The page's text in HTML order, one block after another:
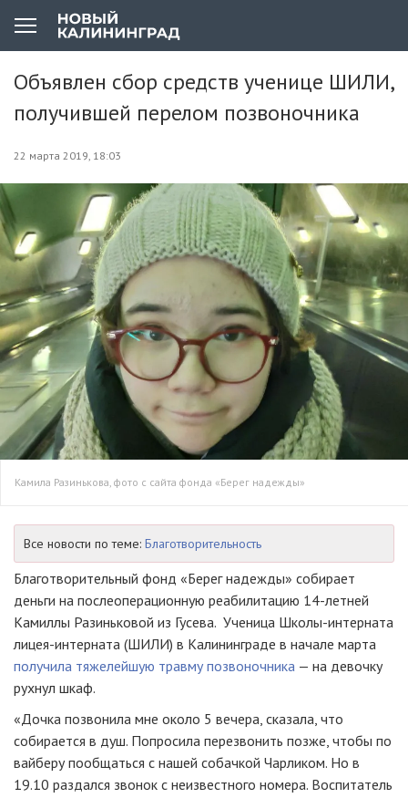
Объявлен сбор средств ученице ШИЛИ,
получившей перелом позвоночника
22 марта 2019, 18:03
Камила Разинькова, фото с сайта фонда «Берег надежды»
Все новости по теме: Благотворительность
Благотворительный фонд «Берег надежды» собирает
деньги на послеоперационную реабилитацию 14-летней
Камиллы Разиньковой из Гусева. Ученица Школы-интерната
лицея-интерната (ШИЛИ) в Калининграде в начале марта
получила тяжелейшую травму позвоночника — на девочку
рухнул шкаф.
«Дочка позвонила мне около 5 вечера, сказала, что
собирается в душ. Попросила перезвонить позже, чтобы по
вайберу пообщаться с нашей собачкой Чарликом. Но в
19.10 раздался звонок с неизвестного номера. Воспитатель